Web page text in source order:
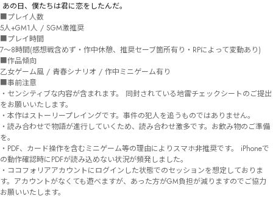
あの日、僕たちは君に恋をしたんだ。
■プレイ人数
5人+GM1人 / SGM激推奨
■プレイ時間
7〜8時間(感想戦含めず・作中休憩、推奨セーブ箇所有り・RPによって変動あり)
■作品傾向
乙女ゲーム風 / 青春シナリオ / 作中ミニゲーム有り
■事前注意
・センシティブな内容が含まれます。 同封されている地雷チェックシートのご提出
をお願いいたします。
・本作はストーリープレイングです。事件の犯人を追うものではありません。
・読み合わせで物語が進行していくため、読み合わせ激多です。お飲み物のご準備
を。
・PDF、カード操作を含むミニゲーム等の理由によりスマホ非推奨です。 iPhoneで
の動作確認時にPDFが読み込めない状況が頻発しました。
・ココフォリアアカウントにログインした状態でのセッションを想定しておりま
す。アカウントがなくても遊べますが、あった方がGM負担が減りますのでご協力
お願いいたします。